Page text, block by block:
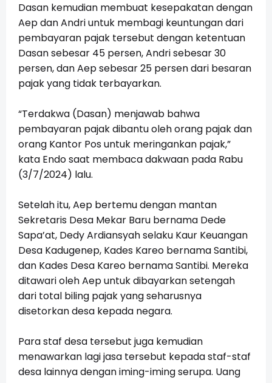
Dasan kemudian membuat kesepakatan dengan
Aep dan Andri untuk membagi keuntungan dari
pembayaran pajak tersebut dengan ketentuan
Dasan sebesar 45 persen, Andri sebesar 30
persen, dan Aep sebesar 25 persen dari besaran
pajak yang tidak terbayarkan.
“Terdakwa (Dasan) menjawab bahwa
pembayaran pajak dibantu oleh orang pajak dan
orang Kantor Pos untuk meringankan pajak,”
kata Endo saat membaca dakwaan pada Rabu
(3/7/2024) lalu.
Setelah itu, Aep bertemu dengan mantan
Sekretaris Desa Mekar Baru bernama Dede
Sapa’at, Dedy Ardiansyah selaku Kaur Keuangan
Desa Kadugenep, Kades Kareo bernama Santibi,
dan Kades Desa Kareo bernama Santibi. Mereka
ditawari oleh Aep untuk dibayarkan setengah
dari total biling pajak yang seharusnya
disetorkan desa kepada negara.
Para staf desa tersebut juga kemudian
menawarkan lagi jasa tersebut kepada staf-staf
desa lainnya dengan iming-iming serupa. Uang